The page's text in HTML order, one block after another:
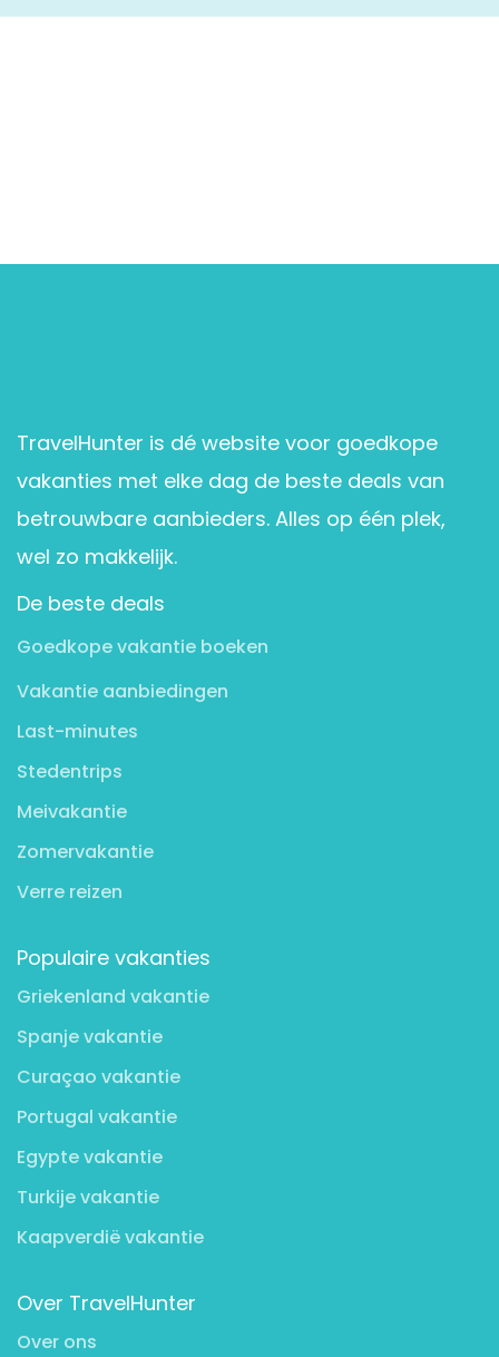
TravelHunter is dé website voor goedkope
vakanties met elke dag de beste deals van
betrouwbare aanbieders. Alles op één plek,
wel zo makkelijk.
De beste deals
Goedkope vakantie boeken
Vakantie aanbiedingen
Last-minutes
Stedentrips
Meivakantie
Zomervakantie
Verre reizen
Populaire vakanties
Griekenland vakantie
Spanje vakantie
Curaçao vakantie
Portugal vakantie
Egypte vakantie
Turkije vakantie
Kaapverdië vakantie
Over TravelHunter
Over ons